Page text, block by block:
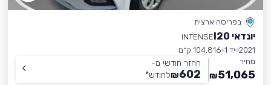
בפריסה ארצית
יונדאי I20
INTENSE
2021 יד 1
104,816 ק״מ
מחיר
51,065
₪
החזר חודשי מ-
602
₪לחודש*